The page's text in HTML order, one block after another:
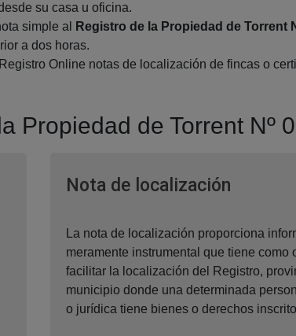
su casa u oficina.
simple al
Registro de la Propiedad de Torrent
a dos horas.
Online notas de localización de fincas o
Propiedad de Torrent Nº
Nota de localizaciónVentana
La nota de localización proporciona
meramente instrumental que tiene como
facilitar la localización del Registro,
municipio donde una determinada
o jurídica tiene bienes o derechos